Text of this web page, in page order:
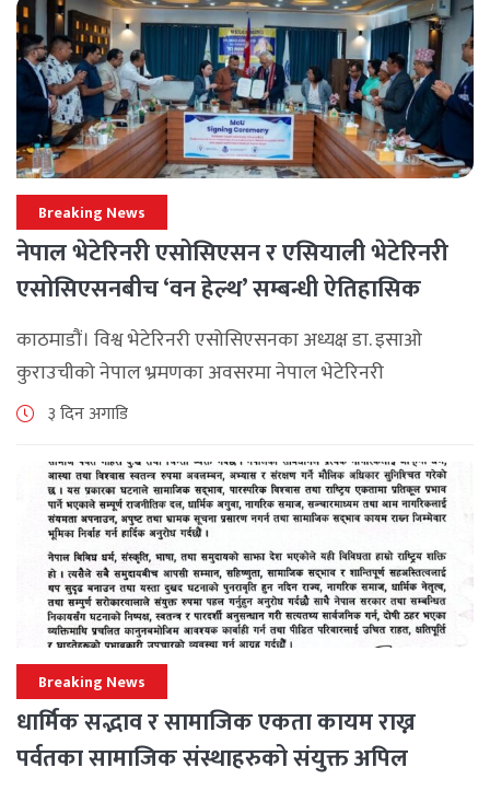
Breaking News
नेपाल भेटेरिनरी एसोसिएसन र एसियाली भेटेरिनरी
एसोसिएसनबीच ‘वन हेल्थ’ सम्बन्धी ऐतिहासिक
समझदारी
काठमाडौं। विश्व भेटेरिनरी एसोसिएसनका अध्यक्ष डा. इसाओ
कुराउचीको नेपाल भ्रमणका अवसरमा नेपाल भेटेरिनरी
एसोसिएसनले अन्तर्राष्ट्रिय सहकार्यलाई नयाँ उचाइमा पुर्‍याउँदै
जनाएको छ। भ्रमणका क्रममा विश्व [...]
३ दिन अगाडि
Breaking News
धार्मिक सद्भाव र सामाजिक एकता कायम राख्न
पर्वतका सामाजिक संस्थाहरुको संयुक्त अपिल